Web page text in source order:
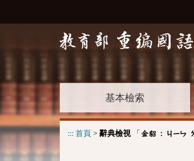
基本檢索
::: 首頁 > 辭典檢視「 金貂 : ㄐㄧㄣ